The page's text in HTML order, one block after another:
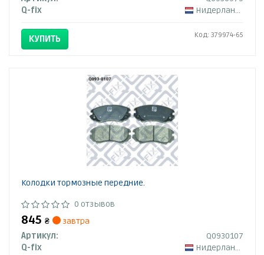
Q-fix
Нидерланды
КУПИТЬ Код: 379974-65
Колодки тормозные передние.
0 отзывов
845 ₴
завтра
Артикул:
Q0930107
Q-fix
Нидерланды